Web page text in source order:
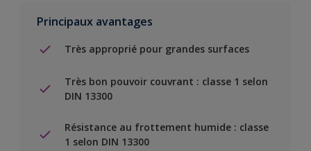
Principaux avantages
Très approprié pour grandes surfaces
Très bon pouvoir couvrant : classe 1 selon
DIN 13300
Résistance au frottement humide : classe
1 selon DIN 13300